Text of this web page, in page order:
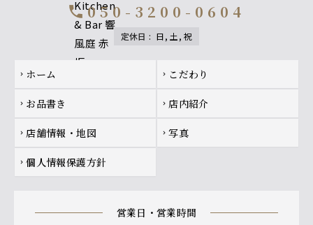
call050-3200-0604
定休日 : 日, 土, 祝
Footer navigation
chevron_right ホーム chevron_right こだわり
chevron_right お品書き chevron_right 店内紹介
chevron_right 店舗情報・地図 chevron_right 写真
chevron_right 個人情報保護方針
営業日・営業時間